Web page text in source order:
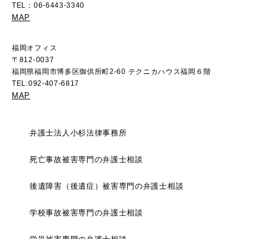
TEL：06-6443-3340
MAP
福岡オフィス
〒812-0037
福岡県福岡市博多区御供所町2-60 テクニカハウス福岡６階
TEL:092-407-6817
MAP
弁護士法人小杉法律事務所
死亡事故被害専門の弁護士相談
後遺障害（後遺症）被害専門の弁護士相談
学校事故被害専門の弁護士相談